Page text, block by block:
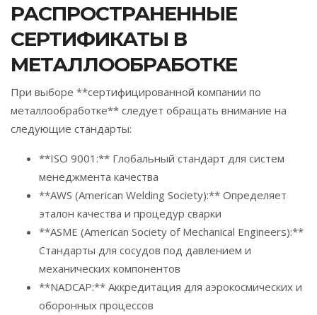
РАСПРОСТРАНЕННЫЕ
СЕРТИФИКАТЫ В
МЕТАЛЛООБРАБОТКЕ
При выборе **сертифицированной компании по
металлообработке** следует обращать внимание на
следующие стандарты:
**ISO 9001:** Глобальный стандарт для систем
менеджмента качества
**AWS (American Welding Society):** Определяет
эталон качества и процедур сварки
**ASME (American Society of Mechanical Engineers):**
Стандарты для сосудов под давлением и
механических компонентов
**NADCAP:** Аккредитация для аэрокосмических и
оборонных процессов